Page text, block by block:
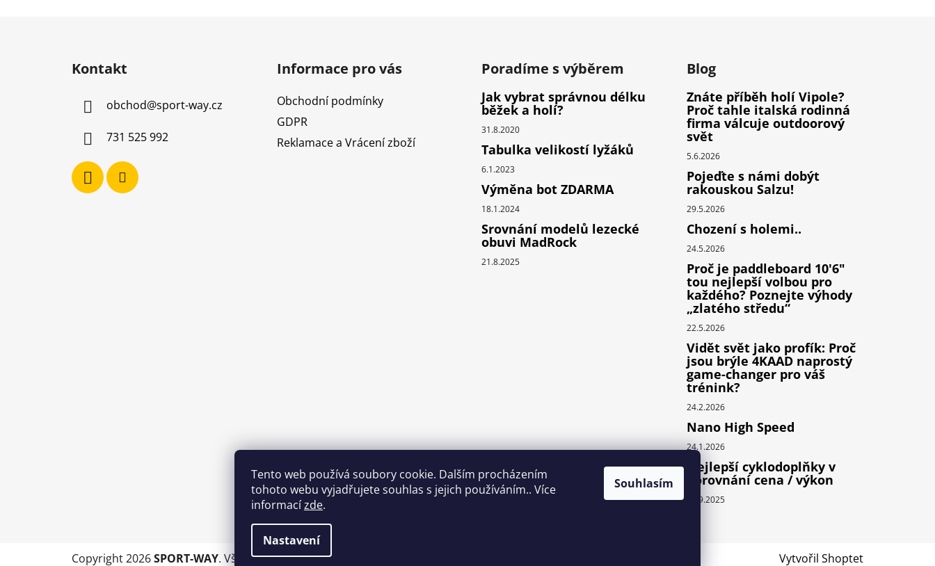
Tento web používá soubory cookie. Dalším procházením
tohoto webu vyjadřujete souhlas s jejich používáním.. Více
informacízde.
Nastavení
Souhlasím
Kontakt
obchod@sport-way.cz
731 525 992
Informace pro vás
Obchodní podmínky
GDPR
Reklamace a Vrácení zboží
Poradíme s výběrem
Jak vybrat správnou délku
běžek a holí?
31.8.2020
Tabulka velikostí lyžáků
6.1.2023
Výměna bot ZDARMA
18.1.2024
Srovnání modelů lezecké
obuvi MadRock
21.8.2025
Blog
Znáte příběh holí Vipole?
Proč tahle italská rodinná
firma válcuje outdoorový
svět
5.6.2026
Pojeďte s námi dobýt
rakouskou Salzu!
29.5.2026
Chození s holemi..
24.5.2026
Proč je paddleboard 10'6"
tou nejlepší volbou pro
každého? Poznejte výhody
„zlatého středu“
22.5.2026
Vidět svět jako profík: Proč
jsou brýle 4KAAD naprostý
game-changer pro váš
trénink?
24.2.2026
Nano High Speed
24.1.2026
Nejlepší cyklodoplňky v
porovnání cena / výkon
24.9.2025
Vytvořil Shoptet
Copyright 2026SPORT-WAY. Všechna práva vyhrazena.